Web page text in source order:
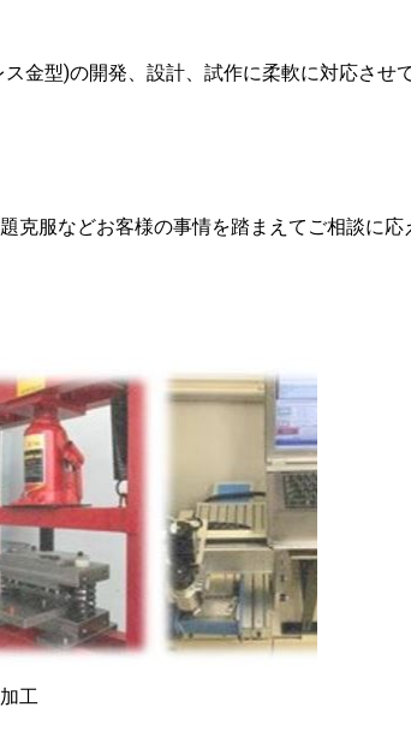
金型)の開発、設計、試作に柔軟に対応させて
服などお客様の事情を踏まえてご相談に応
加工